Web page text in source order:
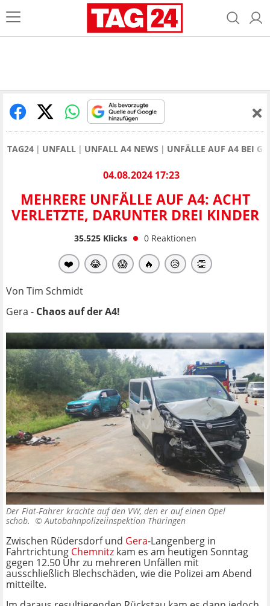
TAG24 UNFALL UNFALL A4 NEWS UNFÄLLE AUF A4 BEI
04.08.2024 17:23
MEHRERE UNFÄLLE AUF A4: ACHT
VERLETZTE, DARUNTER DREI KINDER
35.525Klicks 0 Reaktionen
❤️ 😂 😱 🔥 😥 👏
Von Tim Schmidt
Gera - Chaos auf der A4!
Der Fiat-Fahrer krachte auf den VW, den er auf einen Opel
schob. ©Autobahnpolizeiinspektion Thüringen
Zwischen Rüdersdorf und Gera-Langenberg in
Fahrtrichtung Chemnitz kam es am heutigen Sonntag
gegen 12.50 Uhr zu mehreren Unfällen mit
ausschließlich Blechschäden, wie die Polizei am Abend
mitteilte.